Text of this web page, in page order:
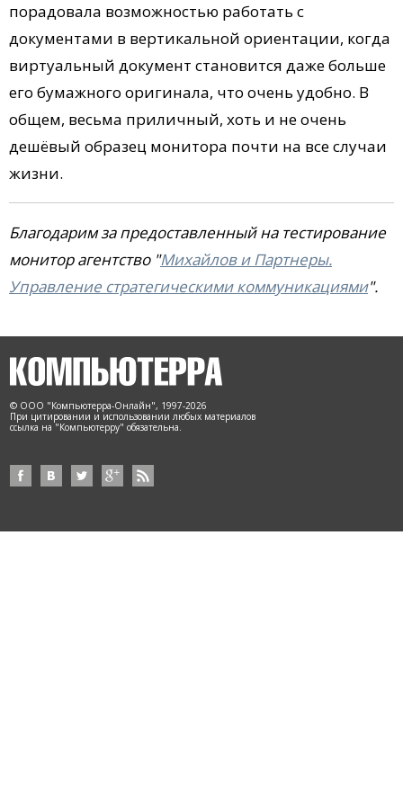
порадовала возможностью работать с
документами в вертикальной ориентации, когда
виртуальный документ становится даже больше
его бумажного оригинала, что очень удобно. В
общем, весьма приличный, хоть и не очень
дешёвый образец монитора почти на все случаи
жизни.
Благодарим за предоставленный на тестирование
монитор агентство "Михайлов и Партнеры.
Управление стратегическими коммуникациями".
© ООО "Компьютерра-Онлайн", 1997-2026
При цитировании и использовании любых материалов
ссылка на "Компьютерру" обязательна.